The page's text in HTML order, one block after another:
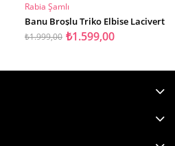
SEPETE EKLE
Rabia Şamlı
Banu Broşlu Triko Elbise Lacivert
₺1.599,00
₺1.999,00